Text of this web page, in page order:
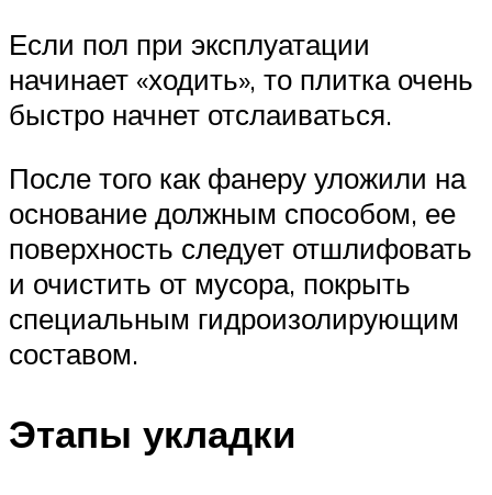
Если пол при эксплуатации
начинает «ходить», то плитка очень
быстро начнет отслаиваться.
После того как фанеру уложили на
основание должным способом, ее
поверхность следует отшлифовать
и очистить от мусора, покрыть
специальным гидроизолирующим
составом.
Этапы укладки